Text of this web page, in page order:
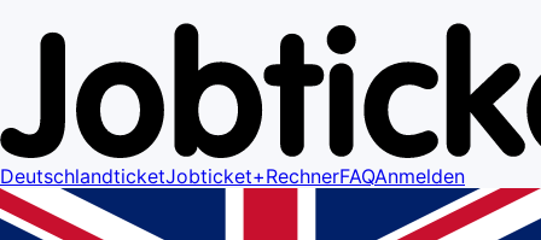
DeutschlandticketJobticket+RechnerFAQAnmelden